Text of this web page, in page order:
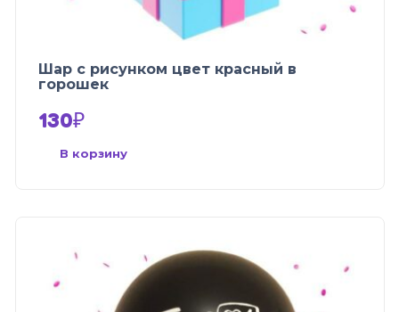
Шар с рисунком цвет красный в
горошек
130₽
В корзину